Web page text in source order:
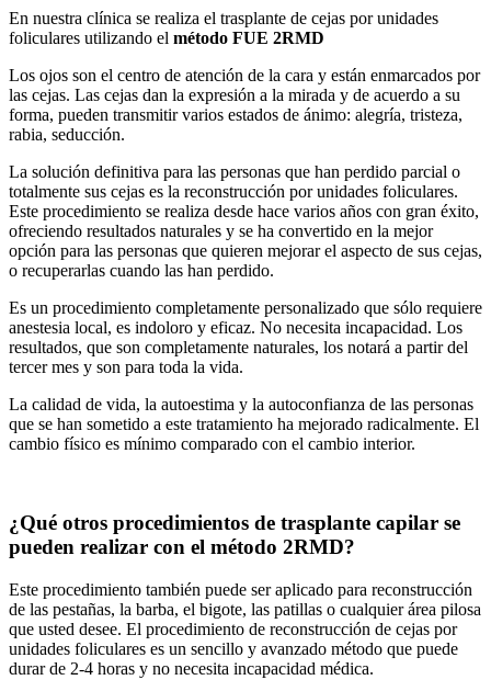
En nuestra clínica se realiza el trasplante de cejas por unidades
foliculares utilizando el método FUE 2RMD
Los ojos son el centro de atención de la cara y están enmarcados por
las cejas. Las cejas dan la expresión a la mirada y de acuerdo a su
forma, pueden transmitir varios estados de ánimo: alegría, tristeza,
rabia, seducción.
La solución definitiva para las personas que han perdido parcial o
totalmente sus cejas es la reconstrucción por unidades foliculares.
Este procedimiento se realiza desde hace varios años con gran éxito,
ofreciendo resultados naturales y se ha convertido en la mejor
opción para las personas que quieren mejorar el aspecto de sus cejas,
o recuperarlas cuando las han perdido.
Es un procedimiento completamente personalizado que sólo requiere
anestesia local, es indoloro y eficaz. No necesita incapacidad. Los
resultados, que son completamente naturales, los notará a partir del
tercer mes y son para toda la vida.
La calidad de vida, la autoestima y la autoconfianza de las personas
que se han sometido a este tratamiento ha mejorado radicalmente. El
cambio físico es mínimo comparado con el cambio interior.
¿Qué otros procedimientos de trasplante capilar se
pueden realizar con el método 2RMD?
Este procedimiento también puede ser aplicado para reconstrucción
de las pestañas, la barba, el bigote, las patillas o cualquier área pilosa
que usted desee. El procedimiento de reconstrucción de cejas por
unidades foliculares es un sencillo y avanzado método que puede
durar de 2-4 horas y no necesita incapacidad médica.